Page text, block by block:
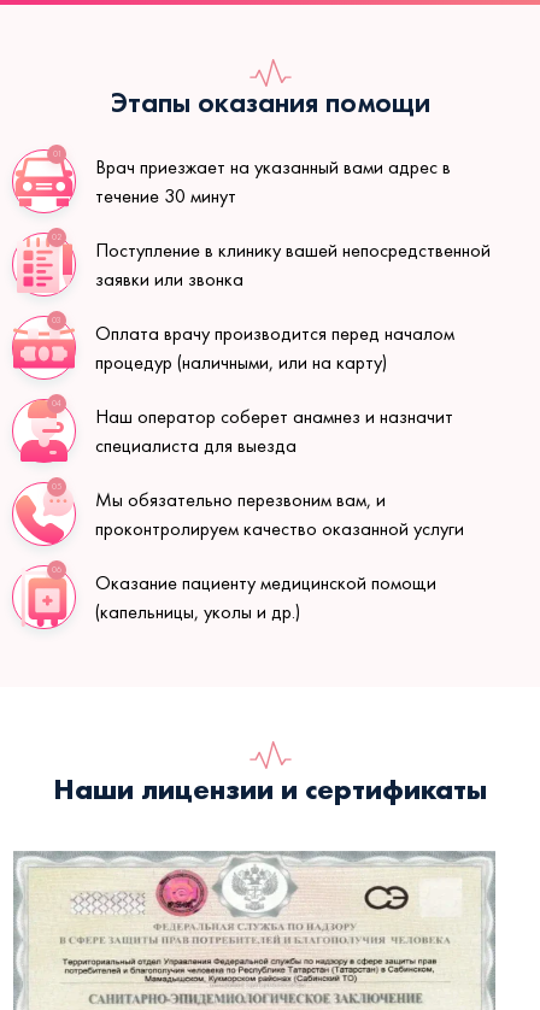
Этапы оказания помощи
01
Врач приезжает на указанный вами адрес в
течение 30 минут
02
Поступление в клинику вашей непосредственной
заявки или звонка
03
Оплата врачу производится перед началом
процедур (наличными, или на карту)
04
Наш оператор соберет анамнез и назначит
специалиста для выезда
05
Мы обязательно перезвоним вам, и
проконтролируем качество оказанной услуги
06
Оказание пациенту медицинской помощи
(капельницы, уколы и др.)
Наши лицензии и сертификаты